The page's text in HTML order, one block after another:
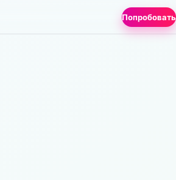
Попробовать